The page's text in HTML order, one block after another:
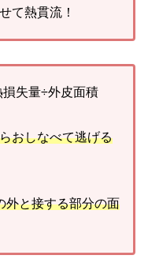
て熱貫流！
失量÷外皮面積
おしなべて逃げる
外と接する部分の面